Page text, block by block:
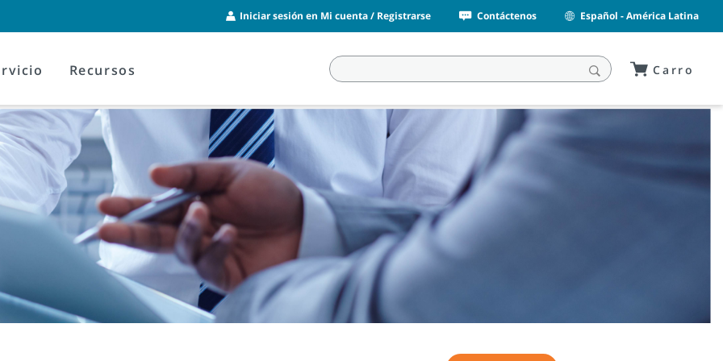
Iniciar sesión en Mi cuenta / Registrarse Contáctenos Español - América Latina
Recursos Carro